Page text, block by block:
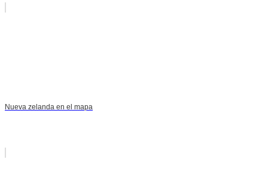
Nueva zelanda en el mapa